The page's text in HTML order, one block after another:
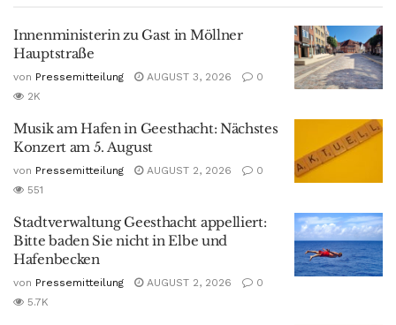
Innenministerin zu Gast in Möllner
Hauptstraße
von Pressemitteilung AUGUST 3, 2026
0
2K
Musik am Hafen in Geesthacht: Nächstes
Konzert am 5. August
von Pressemitteilung AUGUST 2, 2026
0
551
Stadtverwaltung Geesthacht appelliert:
Bitte baden Sie nicht in Elbe und
Hafenbecken
von Pressemitteilung AUGUST 2, 2026
0
5.7K